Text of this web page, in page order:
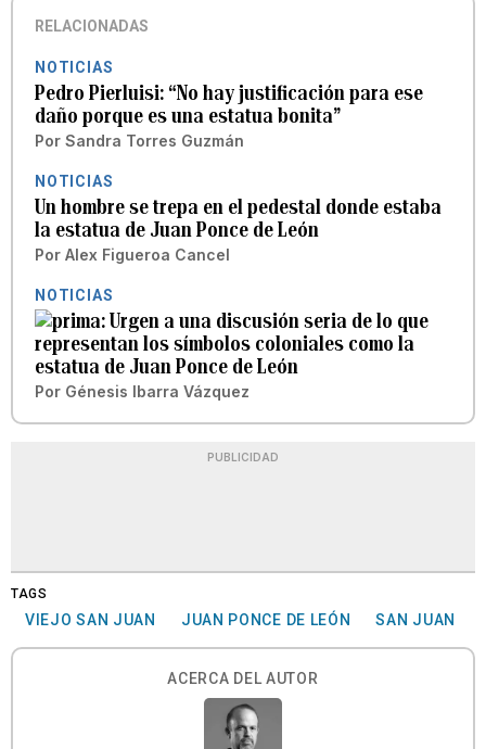
RELACIONADAS
NOTICIAS
Pedro Pierluisi: “No hay justificación para ese
daño porque es una estatua bonita”
Por Sandra Torres Guzmán
NOTICIAS
Un hombre se trepa en el pedestal donde estaba
la estatua de Juan Ponce de León
Por Alex Figueroa Cancel
NOTICIAS
Urgen a una discusión seria de lo que
representan los símbolos coloniales como la
estatua de Juan Ponce de León
Por Génesis Ibarra Vázquez
PUBLICIDAD
TAGS
VIEJO SAN JUAN JUAN PONCE DE LEÓN SAN JUAN
ACERCA DEL AUTOR